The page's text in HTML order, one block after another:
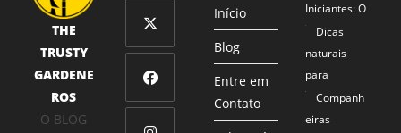
THE
TRUSTY
GARDENE
ROS
O BLOG
Abre
uma
nova
Abre
Início
Blog
Entre em
Contato
Iniciantes: O
Método 1-2-
3 que
Garante
Sucesso
Mesmo para
Dicas
naturais
para
proteger
seus
Companh
eiras